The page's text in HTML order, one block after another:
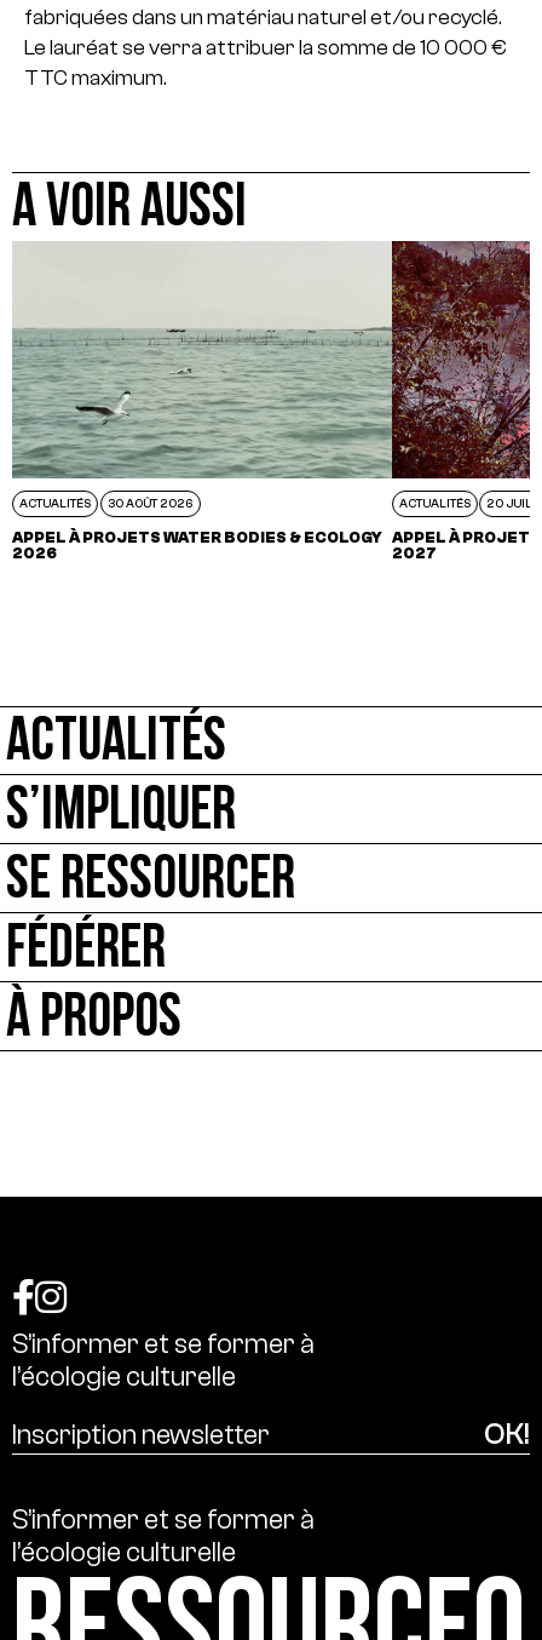
fabriquées dans un matériau naturel et/ou recyclé.
Le lauréat se verra attribuer la somme de 10 000 €
TTC maximum.
A VOIR AUSSI
ACTUALITÉS 30 AOÛT 2026
APPEL À PROJETS WATER BODIES & ECOLOGY
2026
ACTUALITÉS 20 JUIL
APPEL À
2027
ACTUALITÉS
S’IMPLIQUER
SE RESSOURCER
FÉDÉRER
À PROPOS
S’informer et se former à
l’écologie culturelle
S’informer et se former à
l’écologie culturelle